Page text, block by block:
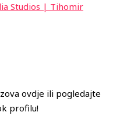
Studios | Tihomir
ovdje ili pogledajte
profilu!